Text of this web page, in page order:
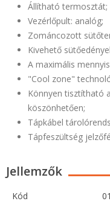
Állítható termosztát;
Vezérlőpult: analóg;
Zománcozott
Kivehető
A maximális
"Cool zone"
Könnyen tisztítható
köszönhetően;
Tápkábel
Tápfeszültség
Jellemzők
Kód